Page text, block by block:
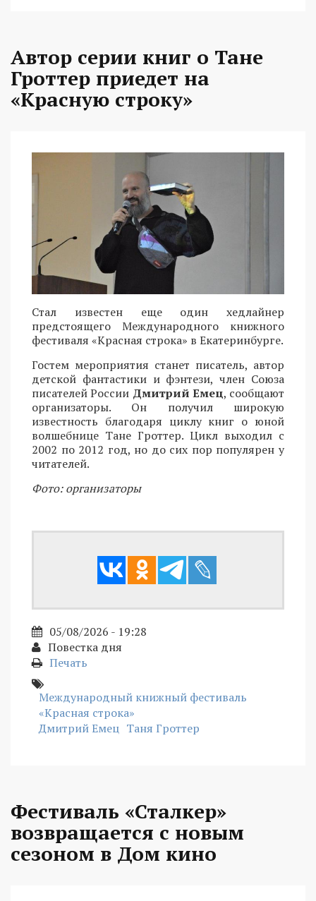
Автор серии книг о Тане
Гроттер приедет на
«Красную строку»
Стал известен еще один хедлайнер
предстоящего Международного книжного
фестиваля «Красная строка» в Екатеринбурге.
Гостем мероприятия станет писатель, автор
детской фантастики и фэнтези, член Союза
писателей России Дмитрий Емец, сообщают
организаторы. Он получил широкую
известность благодаря циклу книг о юной
волшебнице Тане Гроттер. Цикл выходил с
2002 по 2012 год, но до сих пор популярен у
читателей.
Фото: организаторы
05/08/2026 - 19:28
Повестка дня
Печать
Международный книжный фестиваль
«Красная строка»
Дмитрий Емец Таня Гроттер
Фестиваль «Сталкер»
возвращается с новым
сезоном в Дом кино